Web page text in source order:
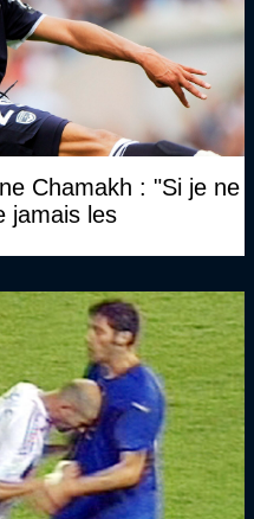
Chamakh : "Si je ne
jamais les